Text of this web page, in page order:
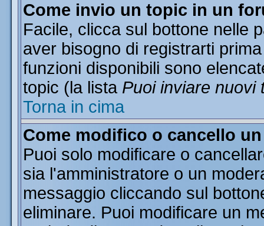
Come invio un topic in un
Facile, clicca sul bottone nelle
aver bisogno di registrarti
funzioni disponibili sono
topic (la lista Puoi inviare nuovi
Torna in cima
Come modifico o cancello
Puoi solo modificare o
sia l'amministratore o un
messaggio cliccando sul
eliminare. Puoi modificare un